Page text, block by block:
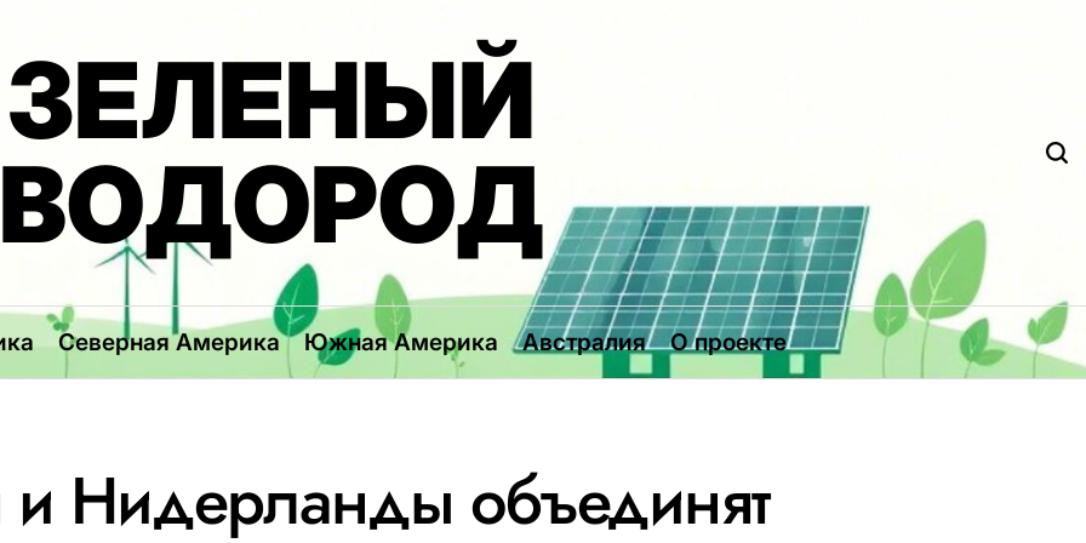
ЗЕЛЕНЫЙ
ВОДОРОД
Северная Америка Южная Америка Австралия О проекте
и Нидерланды объединят